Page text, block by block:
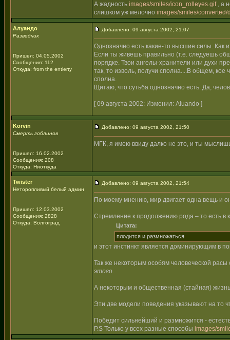
А жадность images/smiles/icon_rolleyes.gif, а
слишком уж мелочно images/smiles/converted/
Алуандо
Разведчик
Пришел: 04.05.2002
Сообщения: 112
Откуда: from the entierty
Добавлено: 09 августа 2002, 21:07
Однозначно есть какие-то высшие силы. Как
Если ты живешь правильно (т.е. следуешь
порядке. Твои ангелы-хранители или духи
так, то изволь, получи сполна....В общем, кое
сполна.
Щитаю, что сутьба однозначно есть. Да,
[ 09 августа 2002: Изменил: Aluando ]
Korvin
Смерть гоблинов
Пришел: 16.02.2002
Сообщения: 208
Откуда: Ниоткуда
Добавлено: 09 августа 2002, 21:50
МГК, я имею ввиду далко не это, и ты
Twister
Неторопливый белый админ
Пришел: 12.03.2002
Сообщения: 2828
Откуда: Волгоград
Добавлено: 09 августа 2002, 21:54
По моему мнению, мир двигает одна вещь и
Стремление к продолжению рода – то есть в
Цитата:
плодится и размножаться
и этот инстинкт является доминирующим в
Так же некоторым особям человеческой
этого.
А некоторым и общественная (стайная)
Эти две модели поведения указывают на то
Победит сильнейший и размножится -
P.S Только у всех разные способы images/